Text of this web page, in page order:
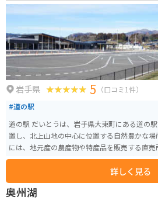
駐車場があるので安心して駐車できます。 道の駅 かわさきは、地元の特産品
を購入したり、地元グルメを堪能したり、休
ングの際に便利な休憩スポットです。
岩手県 5 （口コミ1件）
#道の駅
道の駅 だいとうは、岩手県大東町にある道の
置し、北上山地の中心に位置する自然豊かな場所に
には、地元産の農産物や特産品を販売する直
物、山菜、きのこ、手作りの加工品など、地元の味
は、岩手県内でも有数のそばの産地として知
使ったメニューが人気です。特産の「大東そ
のが特徴で、そば好きにはぜひ味わっていただ
詳しく見る
奥州湖